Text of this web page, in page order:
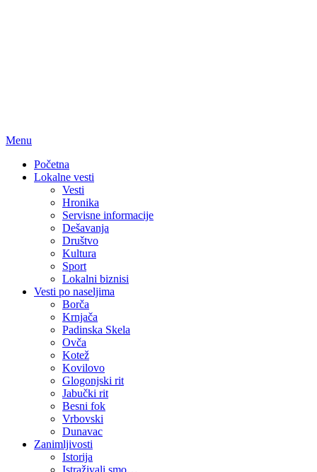
Menu
Početna
Lokalne vesti
Vesti
Hronika
Servisne informacije
Dešavanja
Društvo
Kultura
Sport
Lokalni biznisi
Vesti po naseljima
Borča
Krnjača
Padinska Skela
Ovča
Kotež
Kovilovo
Glogonjski rit
Jabučki rit
Besni fok
Vrbovski
Dunavac
Zanimljivosti
Istorija
Istraživali smo…